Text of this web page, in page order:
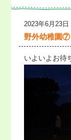
2023年6月23日
野外幼稚園⑦
いよいよお待